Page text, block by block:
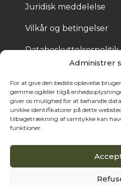
Administrer
For at give den bedste oplevelse
gemme og/eller tilgå
giver os mulighed for at behandle
unikke identifikatorer på dette
tilbagetrækning af samtykke kan
funktioner.
Juridisk meddelelse
Vilkår og betingelser
Databeskyttelsespolitik
© 2025 Bois de Pologne –